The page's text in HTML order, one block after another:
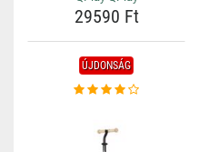
29590 Ft
ÚJDONSÁG